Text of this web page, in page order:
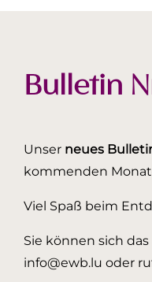
Bulletin
Unser neues
kommenden
Viel Spaß beim
Sie können sich
info@ewb.lu oder